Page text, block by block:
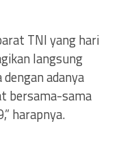
TNI yang hari
langsung
adanya
bersama-sama
harapnya.